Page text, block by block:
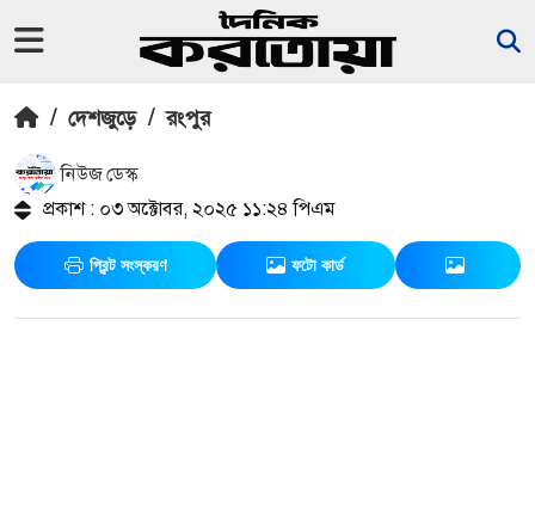
/ দেশজুড়ে / রংপুর
নিউজ ডেস্ক
প্রকাশ : ০৩ অক্টোবর, ২০২৫ ১১:২৪ পিএম
প্রিন্ট সংস্করণ ফটো কার্ড